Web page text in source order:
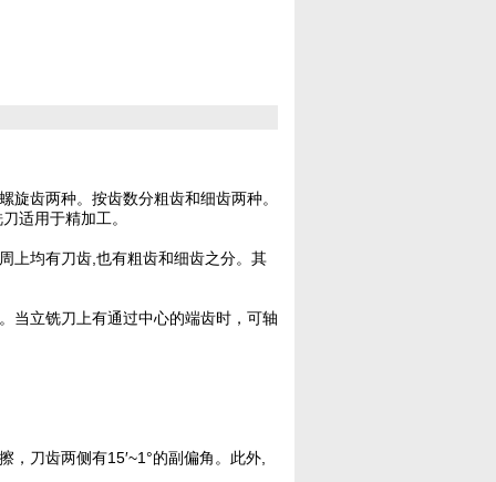
齿两种。按齿数分粗齿和细齿两种。
适用于精加工。
上均有刀齿,也有粗齿和细齿之分。其
当立铣刀上有通过中心的端齿时，可轴
刀齿两侧有15′~1°的副偏角。此外,